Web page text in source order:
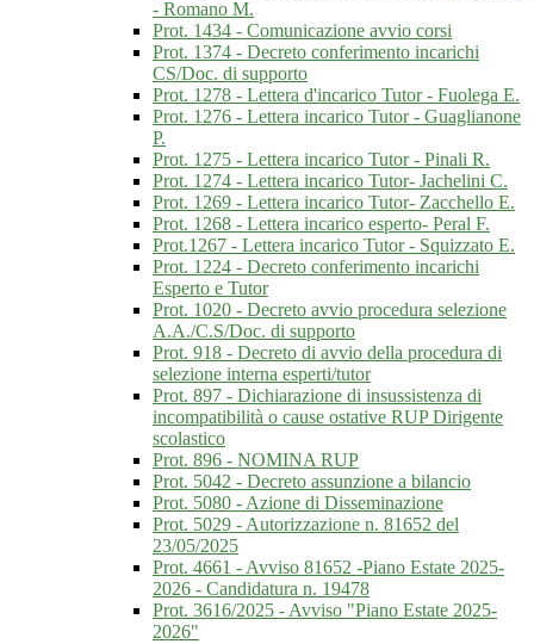
- Romano M.
Prot. 1434 - Comunicazione avvio corsi
Prot. 1374 - Decreto conferimento incarichi
CS/Doc. di supporto
Prot. 1278 - Lettera d'incarico Tutor - Fuolega E.
Prot. 1276 - Lettera incarico Tutor - Guaglianone
P.
Prot. 1275 - Lettera incarico Tutor - Pinali R.
Prot. 1274 - Lettera incarico Tutor- Jachelini C.
Prot. 1269 - Lettera incarico Tutor- Zacchello E.
Prot. 1268 - Lettera incarico esperto- Peral F.
Prot.1267 - Lettera incarico Tutor - Squizzato E.
Prot. 1224 - Decreto conferimento incarichi
Esperto e Tutor
Prot. 1020 - Decreto avvio procedura selezione
A.A./C.S/Doc. di supporto
Prot. 918 - Decreto di avvio della procedura di
selezione interna esperti/tutor
Prot. 897 - Dichiarazione di insussistenza di
incompatibilità o cause ostative RUP Dirigente
scolastico
Prot. 896 - NOMINA RUP
Prot. 5042 - Decreto assunzione a bilancio
Prot. 5080 - Azione di Disseminazione
Prot. 5029 - Autorizzazione n. 81652 del
23/05/2025
Prot. 4661 - Avviso 81652 -Piano Estate 2025-
2026 - Candidatura n. 19478
Prot. 3616/2025 - Avviso "Piano Estate 2025-
2026"